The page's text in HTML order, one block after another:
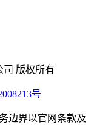
司 版权所有
号
边界以官网条款及